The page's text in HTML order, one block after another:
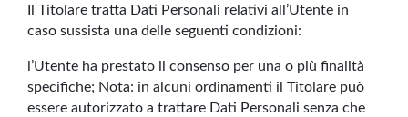
Il Titolare tratta Dati Personali relativi all’Utente in
caso sussista una delle seguenti condizioni:
l’Utente ha prestato il consenso per una o più finalità
specifiche; Nota: in alcuni ordinamenti il Titolare può
essere autorizzato a trattare Dati Personali senza che